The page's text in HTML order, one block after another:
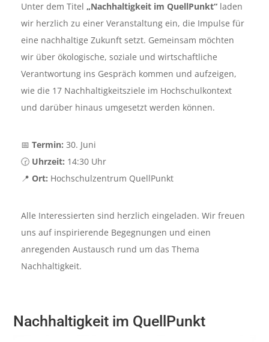
Unter dem Titel „Nachhaltigkeit im QuellPunkt“laden
wir herzlich zu einer Veranstaltung ein, die Impulse für
eine nachhaltige Zukunft setzt. Gemeinsam möchten
wir über ökologische, soziale und wirtschaftliche
Verantwortung ins Gespräch kommen und aufzeigen,
wie die 17 Nachhaltigkeitsziele im Hochschulkontext
und darüber hinaus umgesetzt werden können.
📅 Termin: 30. Juni
🕝 Uhrzeit: 14:30 Uhr
📍 Ort: Hochschulzentrum QuellPunkt
Alle Interessierten sind herzlich eingeladen. Wir freuen
uns auf inspirierende Begegnungen und einen
anregenden Austausch rund um das Thema
Nachhaltigkeit.
Nachhaltigkeit im QuellPunkt